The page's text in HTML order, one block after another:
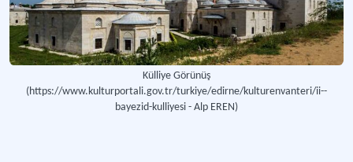
Külliye Görünüş
(https://www.kulturportali.gov.tr/turkiye/edirne/kulturenvanteri/ii--
bayezid-kulliyesi - Alp EREN)